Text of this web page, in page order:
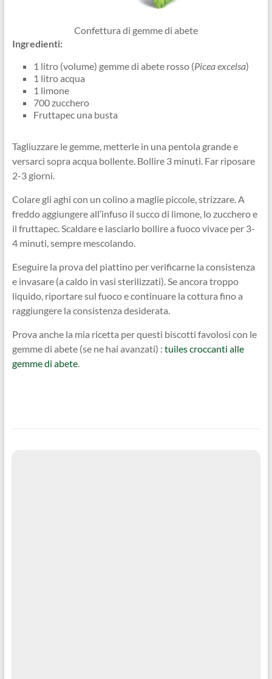
Confettura di gemme di abete
Ingredienti:
1 litro (volume) gemme di abete rosso (Picea excelsa)
1 litro acqua
1 limone
700 zucchero
Fruttapec una busta
Tagliuzzare le gemme, metterle in una pentola grande e
versarci sopra acqua bollente. Bollire 3 minuti. Far riposare
2-3 giorni.
Colare gli aghi con un colino a maglie piccole, strizzare. A
freddo aggiungere all’infuso il succo di limone, lo zucchero e
il fruttapec. Scaldare e lasciarlo bollire a fuoco vivace per 3-
4 minuti, sempre mescolando.
Eseguire la prova del piattino per verificarne la consistenza
e invasare (a caldo in vasi sterilizzati). Se ancora troppo
liquido, riportare sul fuoco e continuare la cottura fino a
raggiungere la consistenza desiderata.
Prova anche la mia ricetta per questi biscotti favolosi con le
gemme di abete (se ne hai avanzati) : tuiles croccanti alle
gemme di abete.